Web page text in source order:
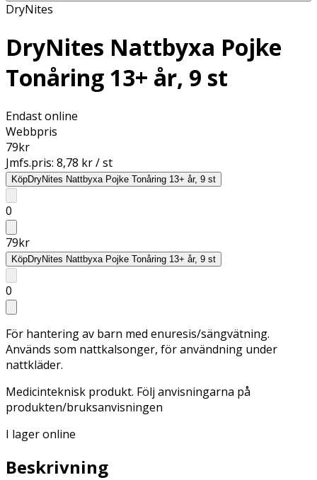
DryNites
DryNites Nattbyxa Pojke
Tonåring 13+ år, 9 st
Endast online
Webbpris
79kr
Jmfs.pris: 8,78 kr / st
KöpDryNites Nattbyxa Pojke Tonåring 13+ år, 9 st
0
79kr
KöpDryNites Nattbyxa Pojke Tonåring 13+ år, 9 st
0
För hantering av barn med enuresis/sängvätning.
Används som nattkalsonger, för användning under
nattkläder.
Medicinteknisk produkt. Följ anvisningarna på
produkten/bruksanvisningen
I lager online
Beskrivning